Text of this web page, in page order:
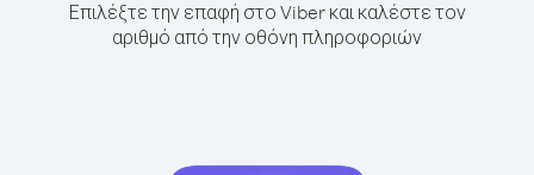
Επιλέξτε την επαφή στο Viber και καλέστε τον
αριθμό από την οθόνη πληροφοριών